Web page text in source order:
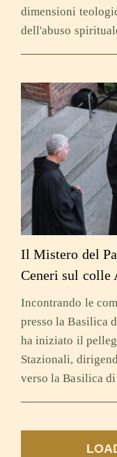
dimensioni
dell'abuso
Il Mistero del
Ceneri sul colle
Incontrando le
presso la Basilica
ha iniziato il
Stazionali,
verso la Basilica di